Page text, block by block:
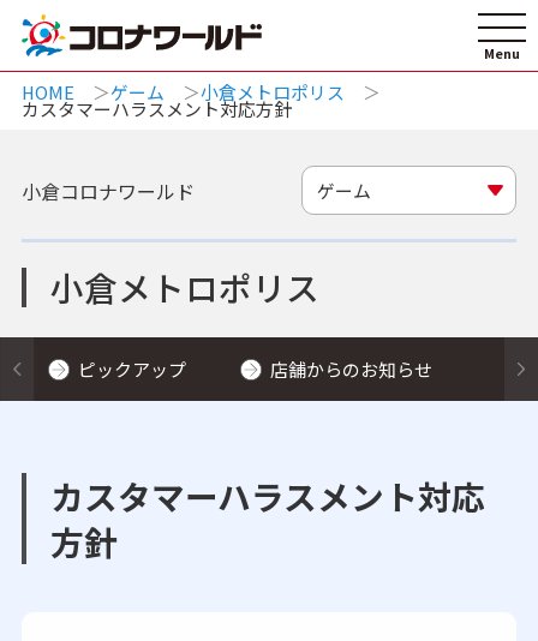
HOME ゲーム 小倉メトロポリス
カスタマーハラスメント対応方針
小倉メトロポリス
小倉コロナワールド ゲーム
ピックアップ 店舗からのお知らせ
カスタマーハラスメント対応
方針